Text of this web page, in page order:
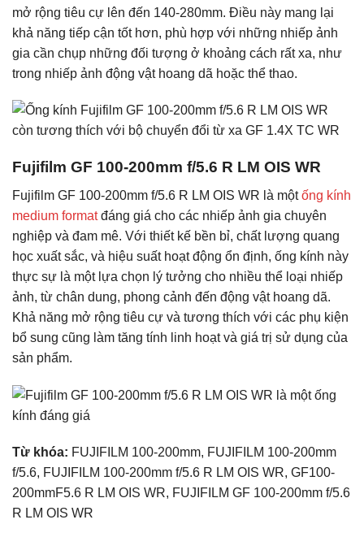
mở rộng tiêu cự lên đến 140-280mm. Điều này mang lại
khả năng tiếp cận tốt hơn, phù hợp với những nhiếp ảnh
gia cần chụp những đối tượng ở khoảng cách rất xa, như
trong nhiếp ảnh động vật hoang dã hoặc thể thao.
Fujifilm GF 100-200mm f/5.6 R LM OIS WR
Fujifilm GF 100-200mm f/5.6 R LM OIS WR là mộtống kính
medium formatđáng giá cho các nhiếp ảnh gia chuyên
nghiệp và đam mê. Với thiết kế bền bỉ, chất lượng quang
học xuất sắc, và hiệu suất hoạt động ổn định, ống kính này
thực sự là một lựa chọn lý tưởng cho nhiều thể loại nhiếp
ảnh, từ chân dung, phong cảnh đến động vật hoang dã.
Khả năng mở rộng tiêu cự và tương thích với các phụ kiện
bổ sung cũng làm tăng tính linh hoạt và giá trị sử dụng của
sản phẩm.
Từ khóa: FUJIFILM 100-200mm, FUJIFILM 100-200mm
f/5.6, FUJIFILM 100-200mm f/5.6 R LM OIS WR, GF100-
200mmF5.6 R LM OIS WR, FUJIFILM GF 100-200mm f/5.6
R LM OIS WR